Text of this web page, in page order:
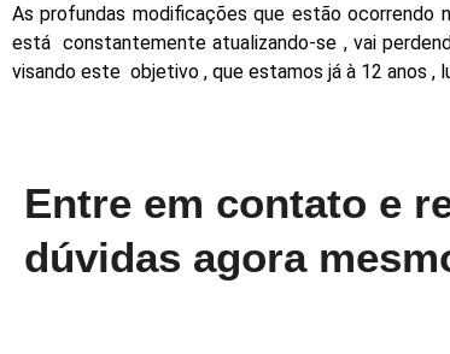
As profundas modificações que estão ocorrendo
está constantemente atualizando-se , vai
visando este objetivo , que estamos já à 12 anos ,
Entre em contato e
dúvidas agora